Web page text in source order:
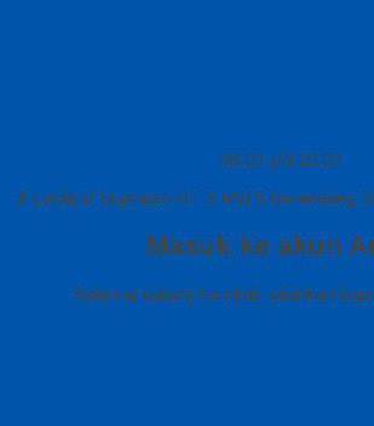
08.00 s/d 20.00
Jl Letda D Suprapto RT 3 RW 5 Gerendeng
Masuk ke akun
Selamat datang kembali, silahkan